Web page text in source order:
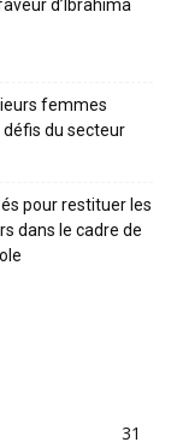
d’Ibrahima
femmes
du secteur
pour restituer les
dans le cadre de
31